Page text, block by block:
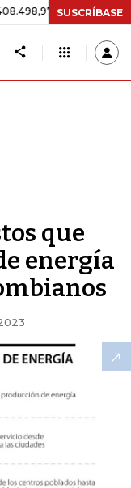
+$ 8.753,81 +2,19%
SUSCRÍBASE
que
energía